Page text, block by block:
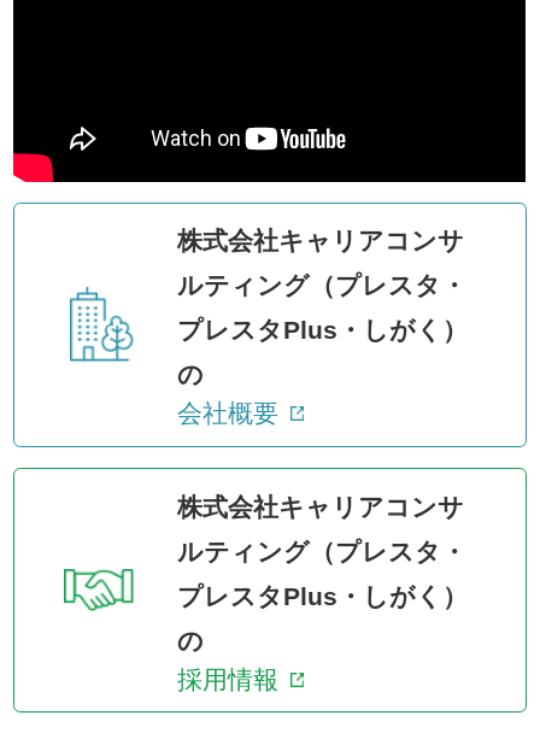
株式会社キャリアコンサ
ルティング（プレスタ・
プレスタPlus・しがく）
の
会社概要
株式会社キャリアコンサ
ルティング（プレスタ・
プレスタPlus・しがく）
の
採用情報